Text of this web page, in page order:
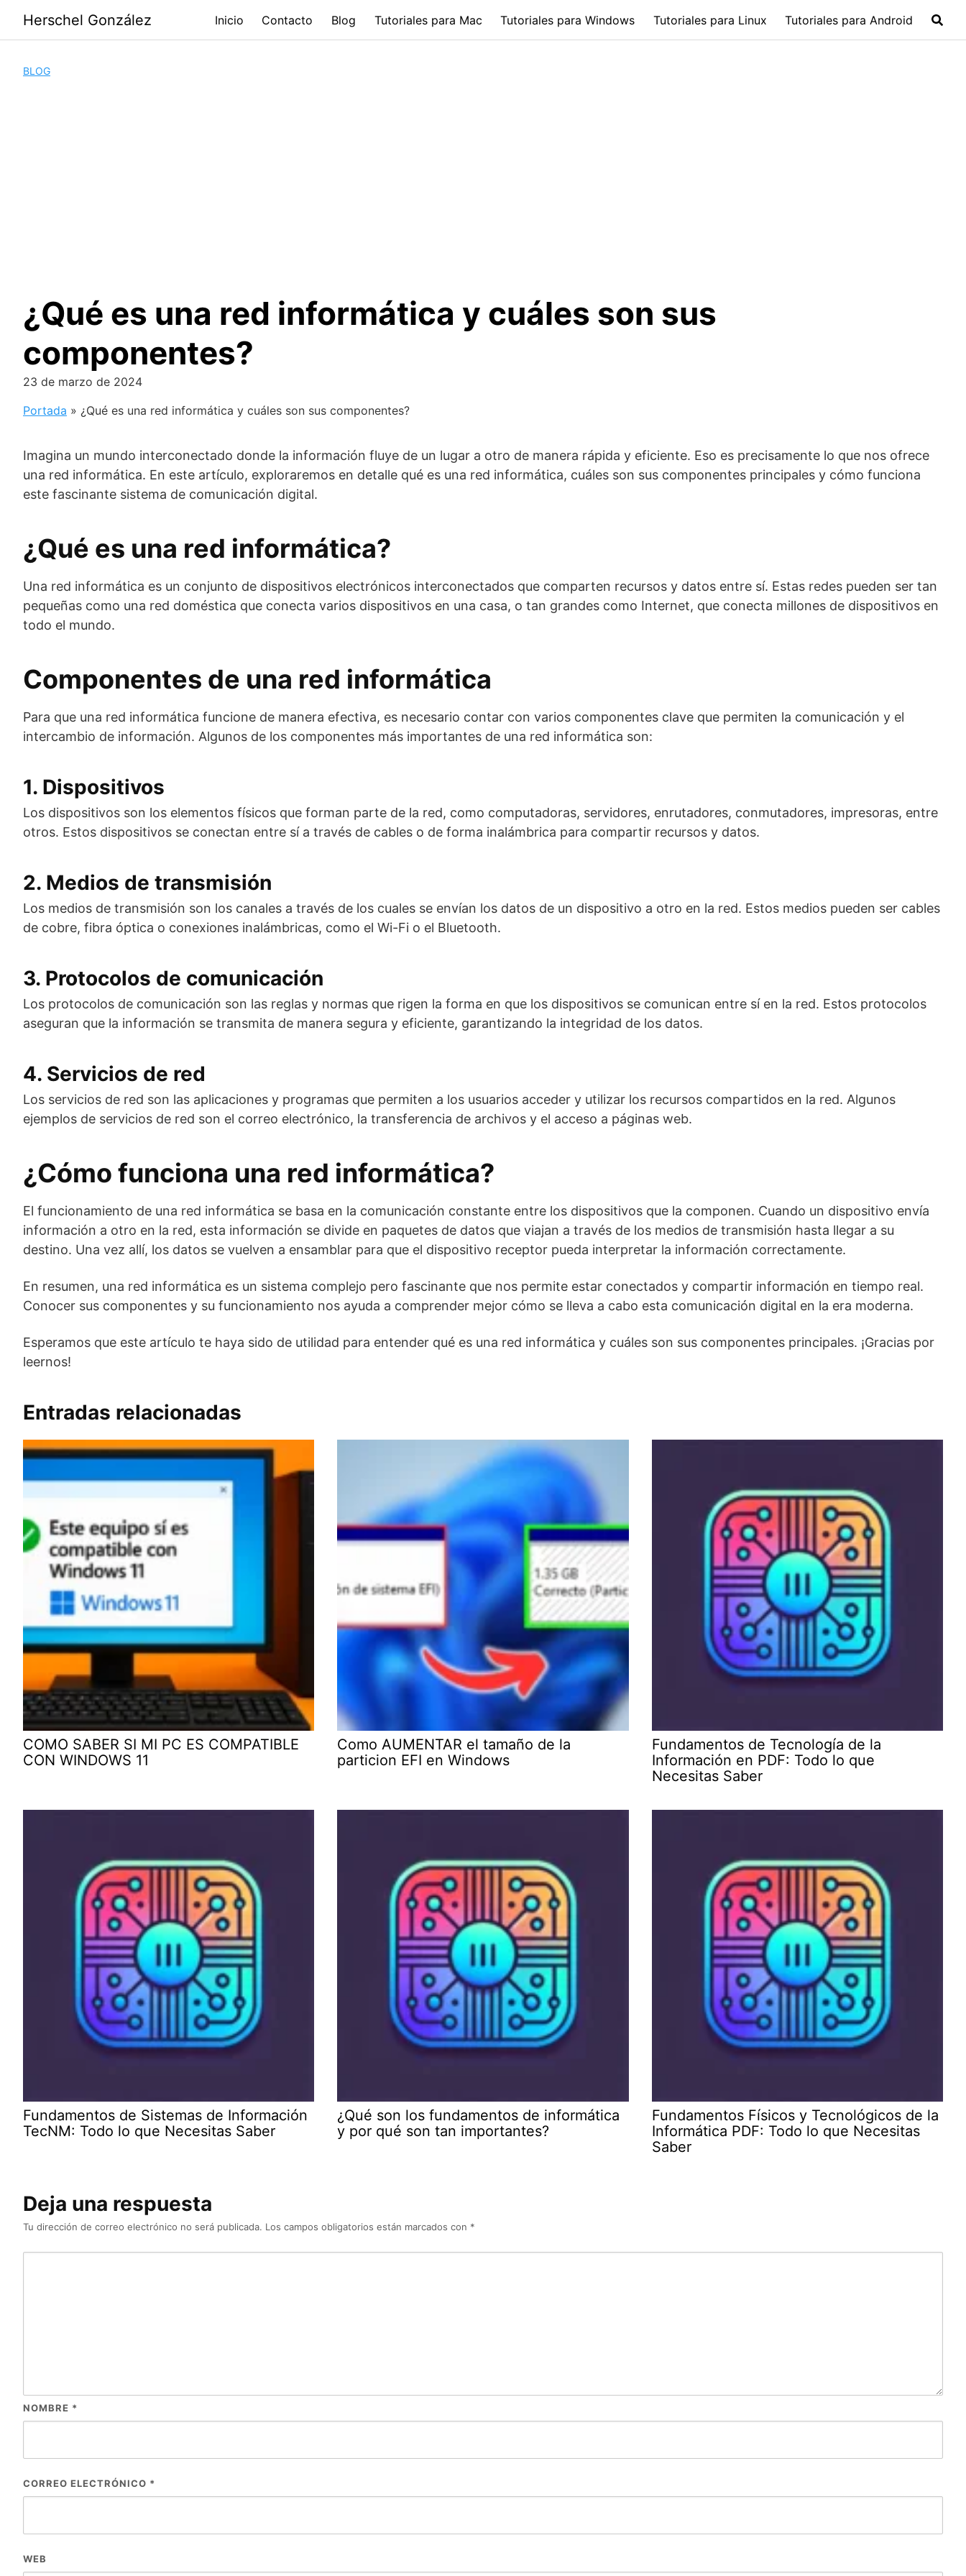
contenido
Herschel González Inicio Contacto Blog Tutoriales para Mac Tutoriales para Windows Tutoriales para Linux Tutoriales para Android
BLOG
¿Qué es una red informática y cuáles son sus
componentes?
23 de marzo de 2024
Portada » ¿Qué es una red informática y cuáles son sus componentes?
Imagina un mundo interconectado donde la información fluye de un lugar a otro de manera rápida y eficiente. Eso es precisamente lo que nos ofrece
una red informática. En este artículo, exploraremos en detalle qué es una red informática, cuáles son sus componentes principales y cómo funciona
este fascinante sistema de comunicación digital.
¿Qué es una red informática?
Una red informática es un conjunto de dispositivos electrónicos interconectados que comparten recursos y datos entre sí. Estas redes pueden ser tan
pequeñas como una red doméstica que conecta varios dispositivos en una casa, o tan grandes como Internet, que conecta millones de dispositivos en
todo el mundo.
Componentes de una red informática
Para que una red informática funcione de manera efectiva, es necesario contar con varios componentes clave que permiten la comunicación y el
intercambio de información. Algunos de los componentes más importantes de una red informática son:
1. Dispositivos
Los dispositivos son los elementos físicos que forman parte de la red, como computadoras, servidores, enrutadores, conmutadores, impresoras, entre
otros. Estos dispositivos se conectan entre sí a través de cables o de forma inalámbrica para compartir recursos y datos.
2. Medios de transmisión
Los medios de transmisión son los canales a través de los cuales se envían los datos de un dispositivo a otro en la red. Estos medios pueden ser cables
de cobre, fibra óptica o conexiones inalámbricas, como el Wi-Fi o el Bluetooth.
3. Protocolos de comunicación
Los protocolos de comunicación son las reglas y normas que rigen la forma en que los dispositivos se comunican entre sí en la red. Estos protocolos
aseguran que la información se transmita de manera segura y eficiente, garantizando la integridad de los datos.
4. Servicios de red
Los servicios de red son las aplicaciones y programas que permiten a los usuarios acceder y utilizar los recursos compartidos en la red. Algunos
ejemplos de servicios de red son el correo electrónico, la transferencia de archivos y el acceso a páginas web.
¿Cómo funciona una red informática?
El funcionamiento de una red informática se basa en la comunicación constante entre los dispositivos que la componen. Cuando un dispositivo envía
información a otro en la red, esta información se divide en paquetes de datos que viajan a través de los medios de transmisión hasta llegar a su
destino. Una vez allí, los datos se vuelven a ensamblar para que el dispositivo receptor pueda interpretar la información correctamente.
En resumen, una red informática es un sistema complejo pero fascinante que nos permite estar conectados y compartir información en tiempo real.
Conocer sus componentes y su funcionamiento nos ayuda a comprender mejor cómo se lleva a cabo esta comunicación digital en la era moderna.
Esperamos que este artículo te haya sido de utilidad para entender qué es una red informática y cuáles son sus componentes principales. ¡Gracias por
leernos!
Entradas relacionadas
COMO SABER SI MI PC ES COMPATIBLE
CON WINDOWS 11
Como AUMENTAR el tamaño de la
particion EFI en Windows
Fundamentos de Tecnología de la
Información en PDF: Todo lo que
Necesitas Saber
Fundamentos de Sistemas de Información
TecNM: Todo lo que Necesitas Saber
¿Qué son los fundamentos de informática
y por qué son tan importantes?
Fundamentos Físicos y Tecnológicos de la
Informática PDF: Todo lo que Necesitas
Saber
Deja una respuesta
Tu dirección de correo electrónico no será publicada. Los campos obligatorios están marcados con *
NOMBRE *
CORREO ELECTRÓNICO *
WEB